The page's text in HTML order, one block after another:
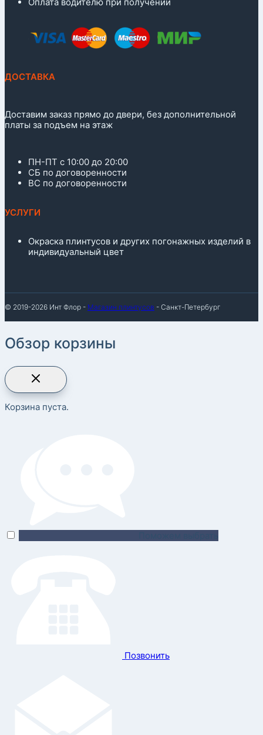
ДОСТАВКА
Доставим заказ прямо до двери, без дополнительной
платы за подъем на этаж
ПН-ПТ с 10:00 до 20:00
СБ по договоренности
ВС по договоренности
УСЛУГИ
Окраска плинтусов и других погонажных изделий в
индивидуальный цвет
© 2019-2026 Инт Флор - Магазин плинтусов - Санкт-Петербург
Обзор корзины
Корзина пуста.
Позвонить